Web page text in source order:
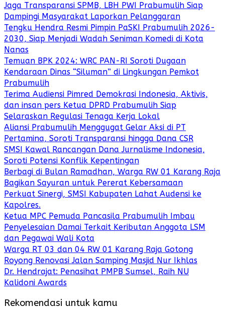
Jaga Transparansi SPMB, LBH PWI Prabumulih Siap
Dampingi Masyarakat Laporkan Pelanggaran
Tengku Hendra Resmi Pimpin PaSKI Prabumulih 2026-
2030, Siap Menjadi Wadah Seniman Komedi di Kota
Nanas
Temuan BPK 2024: WRC PAN-RI Soroti Dugaan
Kendaraan Dinas “Siluman” di Lingkungan Pemkot
Prabumulih
Terima Audiensi Pimred Demokrasi Indonesia, Aktivis,
dan insan pers Ketua DPRD Prabumulih Siap
Selaraskan Regulasi Tenaga Kerja Lokal
Aliansi Prabumulih Menggugat Gelar Aksi di PT
Pertamina, Soroti Transparansi hingga Dana CSR
SMSI Kawal Rancangan Dana Jurnalisme Indonesia,
Soroti Potensi Konflik Kepentingan
Berbagi di Bulan Ramadhan, Warga RW 01 Karang Raja
Bagikan Sayuran untuk Pererat Kebersamaan
Perkuat Sinergi, SMSI Kabupaten Lahat Audensi ke
Kapolres.
Ketua MPC Pemuda Pancasila Prabumulih Imbau
Penyelesaian Damai Terkait Keributan Anggota LSM
dan Pegawai Wali Kota
Warga RT 03 dan 04 RW 01 Karang Raja Gotong
Royong Renovasi Jalan Samping Masjid Nur Ikhlas
Dr. Hendrajat: Penasihat PMPB Sumsel, Raih NU
Kalidoni Awards
Rekomendasi untuk kamu